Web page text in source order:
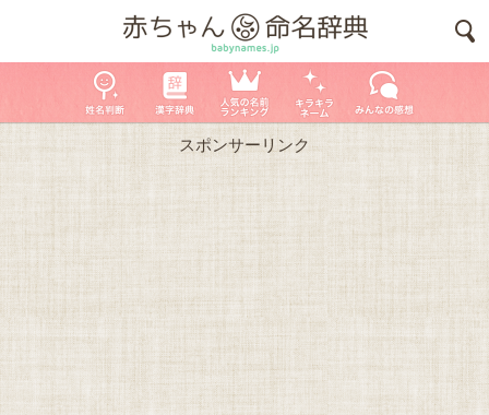
スポンサーリンク